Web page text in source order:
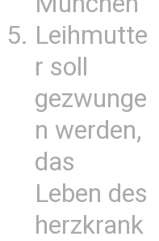
Leihmutte
r soll
gezwunge
n werden,
das
Leben des
herzkrank